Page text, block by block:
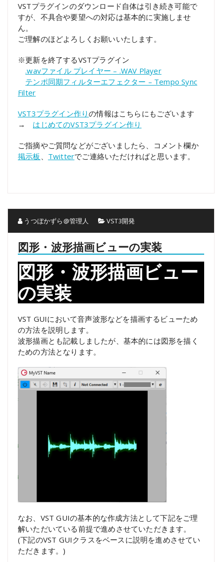
VSTプラグインのダウンロード自体は引き続き可能で
すが、不具合や要望への対応は基本的に実施しませ
ん。
ご理解のほどよろしくお願いいたします。
※更新を終了するVSTプラグイン
.wavファイル プレイヤー – .WAV Player
テンポ同期フィルターエフェクター – Tempo Sync
Filter
VST3プラグイン作りの情報はこちらにもございます
→ はじめてのVST3プラグイン作り
ご指摘やご質問などがございましたら、コメント欄か
掲示板
Twitterでご連絡いただければと思います。
うつぼかずら@管理人 VST3開発
図形・波形描画ビューの実装
図形・波形描画ビュー
の実装
VST GUIにおいて音声波形などを描画するビューため
の方法を説明します。
波形描画とも記載しましたが、基本的には図形を描く
ための方法となります。
なお、VST GUIの基本的な作成方法として下記をご理
解いただいている前提で進めさせていただきます。
(下記のVST GUIクラスをベースに説明を進めさせてい
ただきます。)